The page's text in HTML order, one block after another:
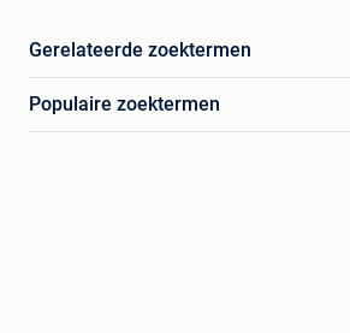
Gerelateerde zoektermen
Populaire zoektermen